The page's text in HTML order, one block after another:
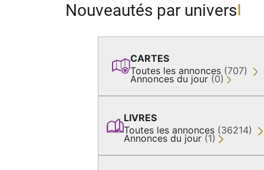
Nouveautés par univers
CARTES
Toutes les annonces (707)
Annonces du jour (0)
LIVRES
Toutes les annonces (36214)
Annonces du jour (1)